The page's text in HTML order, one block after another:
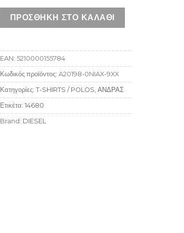
ΠΡΟΣΘΉΚΗ ΣΤΟ ΚΑΛΆΘΙ
EAN: 5210000155784
Κωδικός προϊόντος: A20198-0NIAX-9XX
Κατηγορίες: T-SHIRTS / POLOS, ΑΝΔΡΑΣ
Ετικέτα: 14680
Brand: DIESEL